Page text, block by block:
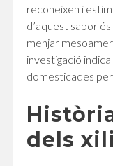
reconeixen i
d’aquest sabor
menjar
investigació
domesticades
dels